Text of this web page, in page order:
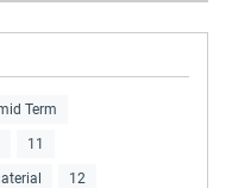
Term
11
12